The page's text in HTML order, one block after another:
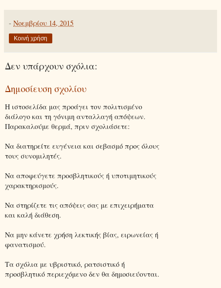
- Νοεμβρίου 14, 2015
Κοινή χρήση
Δεν υπάρχουν σχόλια:
Δημοσίευση σχολίου
Η ιστοσελίδα μας προάγει τον πολιτισμένο
διάλογο και τη γόνιμη ανταλλαγή απόψεων.
Παρακαλούμε θερμά, πριν σχολιάσετε:
Να διατηρείτε ευγένεια και σεβασμό προς όλους
τους συνομιλητές.
Να αποφεύγετε προσβλητικούς ή υποτιμητικούς
χαρακτηρισμούς.
Να στηρίζετε τις απόψεις σας με επιχειρήματα
και καλή διάθεση.
Να μην κάνετε χρήση λεκτικής βίας, ειρωνείας ή
φανατισμού.
Τα σχόλια με υβριστικό, ρατσιστικό ή
προσβλητικό περιεχόμενο δεν θα δημοσιεύονται.